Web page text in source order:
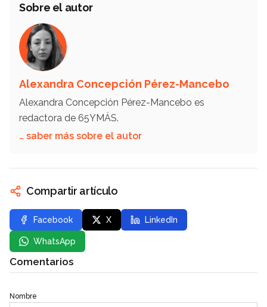
Sobre el autor
Alexandra Concepción Pérez-Mancebo
Alexandra Concepción Pérez-Mancebo es
redactora de 65YMÁS.
… saber más sobre el autor
Compartir artículo
Facebook X LinkedIn
WhatsApp
Comentarios
Nombre